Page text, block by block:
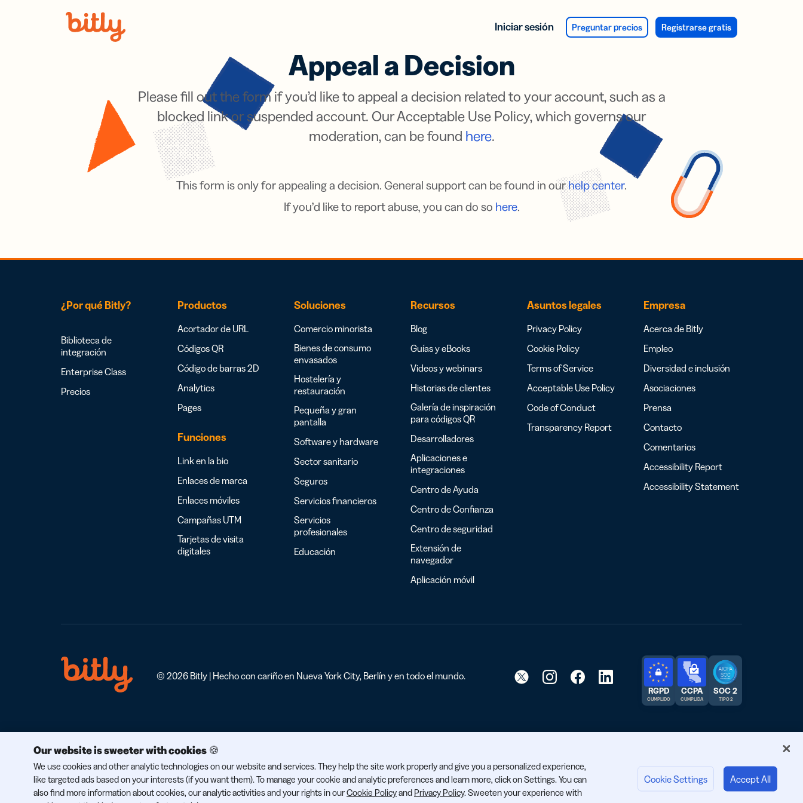
Iniciar sesión Preguntar precios Registrarse gratis
Appeal a Decision
Please fill out the form if you’d like to appeal a decision related to your account, such as a
blocked link or suspended account. Our Acceptable Use Policy, which governs our
moderation, can be found here.
This form is only for appealing a decision. General support can be found in ourhelp center.
If you’d like to report abuse, you can do so here.
¿Por qué Bitly?
Biblioteca de
integración
Enterprise Class
Precios
Productos
Acortador de URL
Códigos QR
Código de barras 2D
Analytics
Pages
Funciones
Link en la bio
Enlaces de marca
Enlaces móviles
Campañas UTM
Tarjetas de visita
digitales
Soluciones
Comercio minorista
Bienes de consumo
envasados
Hostelería y
restauración
Pequeña y gran
pantalla
Software y hardware
Sector sanitario
Seguros
Servicios financieros
Servicios
profesionales
Educación
Recursos
Blog
Guías y eBooks
Videos y webinars
Historias de clientes
Galería de inspiración
para códigos QR
Desarrolladores
Aplicaciones e
integraciones
Centro de Ayuda
Centro de Confianza
Centro de seguridad
Extensión de
navegador
Aplicación móvil
Asuntos legales
Privacy Policy
Cookie Policy
Terms of Service
Acceptable Use Policy
Code of Conduct
Transparency Report
Empresa
Acerca de Bitly
Empleo
Diversidad e inclusión
Asociaciones
Prensa
Contacto
Comentarios
Accessibility Report
Accessibility Statement
© 2026 Bitly | Hecho con cariño en Nueva York City, Berlín y en todo el mundo.
RGPD
CUMPLIDO
CCPA
CUMPLIDA
SOC 2
TIPO 2
Our website is sweeter with cookies 🍪
We use cookies and other analytic technologies on our website and services. They help the site work properly and give you a personalized experience,
like targeted ads based on your interests (if you want them). To manage your cookie and analytic preferences and learn more, click on Settings. You can
also find more information about cookies, our analytic activities and your rights in ourCookie Policyand Privacy Policy. Sweeten your experience with
Cookie Settings Accept All